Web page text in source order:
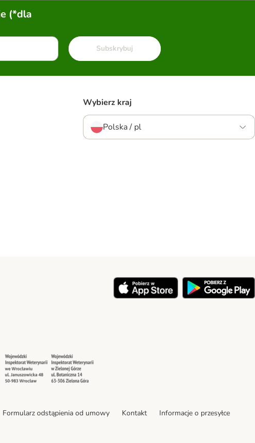
(*dla
Subskrybuj
Wybierz kraj
Polska / pl
Security Security
Formularz odstąpienia od umowy Kontakt
Informacje o przesyłce